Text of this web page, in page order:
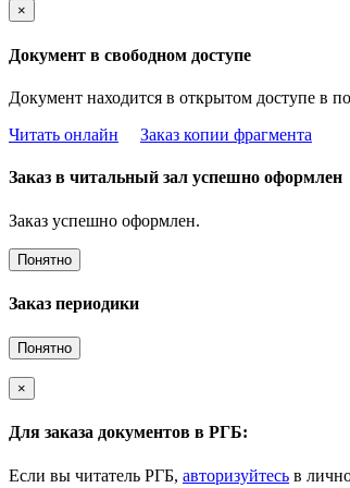
×
Документ в свободном доступе
Документ находится в открытом доступе в
Читать онлайн
Заказ копии фрагмента
Заказ в читальный зал успешно оформлен
Заказ успешно оформлен.
Понятно
Заказ периодики
Понятно
×
Для заказа документов в РГБ:
Если вы читатель РГБ, авторизуйтесь в